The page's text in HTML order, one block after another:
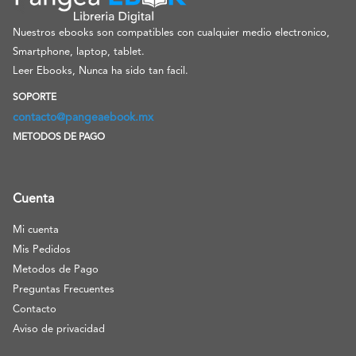
Nuestros ebooks son compatibles con cualquier medio electronico,
Smartphone, laptop, tablet.
Leer Ebooks, Nunca ha sido tan facil.
SOPORTE
contacto@pangeaebook.mx
METODOS DE PAGO
Cuenta
Mi cuenta
Mis Pedidos
Metodos de Pago
Preguntas Frecuentes
Contacto
Aviso de privacidad